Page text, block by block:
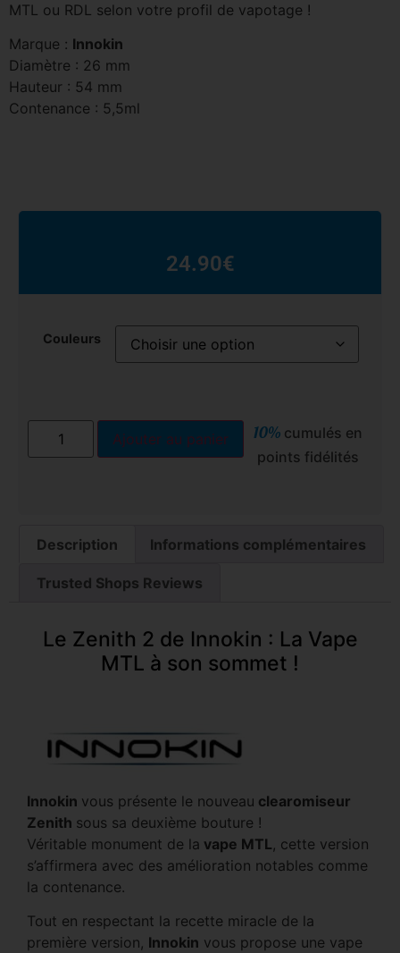
MTL ou RDL selon votre profil de vapotage !
Marque : Innokin
Diamètre : 26 mm
Hauteur : 54 mm
Contenance : 5,5ml
24.90€
Couleurs
Ajouter au panier 10% cumulés en
points fidélités
Description Informations complémentaires
Trusted Shops Reviews
Le Zenith 2 de Innokin : La Vape
MTL à son sommet !
Innokin vous présente le nouveau clearomiseur
Zenith sous sa deuxième bouture !
Véritable monument de la vape MTL, cette version
s’affirmera avec des amélioration notables comme
la contenance.
Tout en respectant la recette miracle de la
première version, Innokin vous propose une vape